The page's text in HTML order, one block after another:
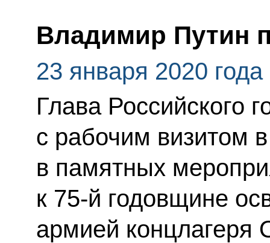
Владимир Путин
23 января 2020 года
Глава Российского
с рабочим визитом
в памятных
к 75-й годовщине
армией